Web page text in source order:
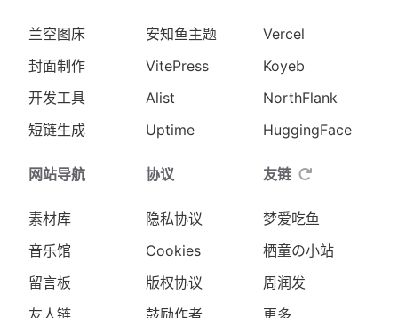
兰空图床
封面制作
开发工具
短链生成
安知鱼主题
VitePress
Alist
Uptime
Vercel
Koyeb
NorthFlank
HuggingFace
网站导航
素材库
音乐馆
留言板
协议
隐私协议
Cookies
版权协议
友链
梦爱吃鱼
栖童の小站
周润发